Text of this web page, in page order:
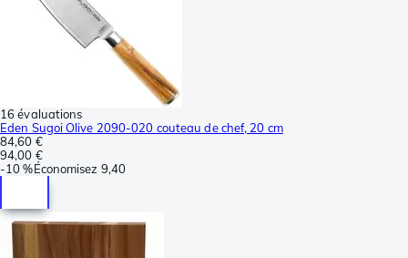
16 évaluations
Eden Sugoi Olive 2090-020 couteau de chef, 20 cm
84,60 €
94,00 €
-10 %Économisez 9,40